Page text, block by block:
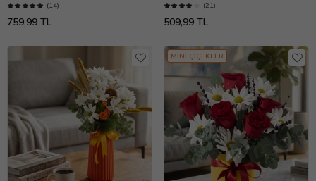
(14)
759,99 TL
(21)
509,99 TL
MİNİ ÇİÇEKLER